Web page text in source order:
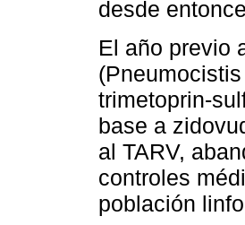
desde
El año previo
trimetoprin-
base a
al TARV,
controles
población